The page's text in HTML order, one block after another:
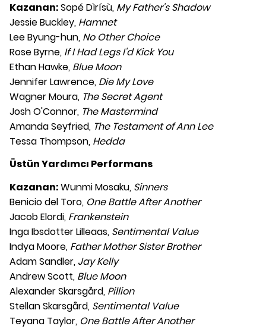
Kazanan:Sopé Dìrísù, My Father's Shadow
Jessie Buckley, Hamnet
Lee Byung-hun, No Other Choice
Rose Byrne, If I Had Legs I'd Kick You
Ethan Hawke, Blue Moon
Jennifer Lawrence, Die My Love
Wagner Moura, The Secret Agent
Josh O'Connor, The Mastermind
Amanda Seyfried, The Testament of Ann Lee
Tessa Thompson, Hedda
Üstün Yardımcı Performans
Kazanan:Wunmi Mosaku, Sinners
Benicio del Toro, One Battle After Another
Jacob Elordi, Frankenstein
Inga Ibsdotter Lilleaas, Sentimental Value
Indya Moore, Father Mother Sister Brother
Adam Sandler, Jay Kelly
Andrew Scott, Blue Moon
Alexander Skarsgård, Pillion
Stellan Skarsgård, Sentimental Value
Teyana Taylor, One Battle After Another